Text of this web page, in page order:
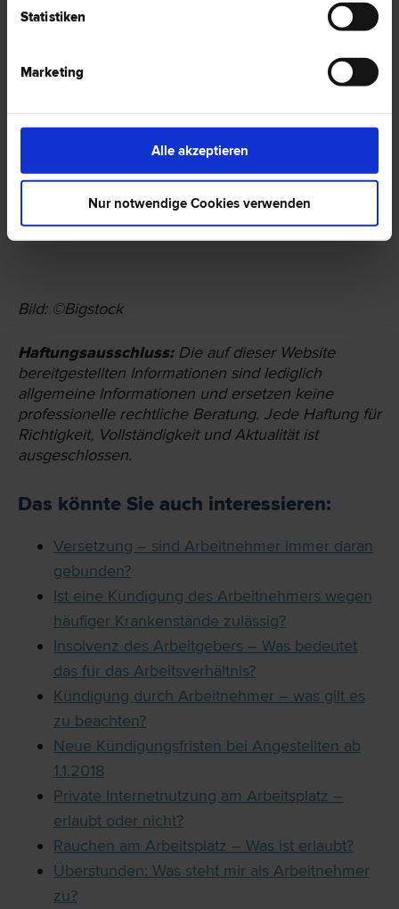
Statistiken
Marketing
Alle akzeptieren
Nur notwendige Cookies verwenden
Anwalt für Arbeitsrecht
meinanwalt.at finden Sie eine große Auswahl an
kompetentenArbeitsrechts-Anwälten. Informieren
Sie sich anhand von Bewertungen anderer Nutzer,
welcher Anwalt für Sie in Frage kommt.
Bild: ©Bigstock
Haftungsausschluss: Die auf dieser Website
bereit­gestellten Informationen sind lediglich
allgemeine Informationen und ersetzen keine
professionelle rechtliche Beratung. Jede Haftung für
Richtigkeit, Vollständigkeit und Aktualität ist
ausgeschlossen.
Das könnte Sie auch interessieren:
Versetzung – sind Arbeitnehmer immer daran
gebunden?
Ist eine Kündigung des Arbeitnehmers wegen
häufiger Krankenstände zulässig?
Insolvenz des Arbeitgebers – Was bedeutet
das für das Arbeitsverhältnis?
Kündigung durch Arbeitnehmer – was gilt es
zu beachten?
Neue Kündigungsfristen bei Angestellten ab
1.1.2018
Private Internetnutzung am Arbeitsplatz –
erlaubt oder nicht?
Rauchen am Arbeitsplatz – Was ist erlaubt?
Überstunden: Was steht mir als Arbeitnehmer
zu?